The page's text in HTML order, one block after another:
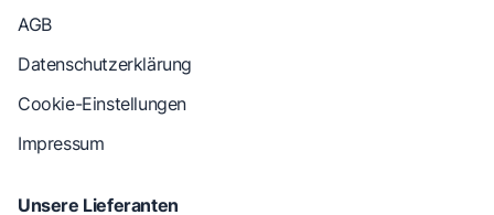
AGB
Datenschutzerklärung
Cookie-Einstellungen
Impressum
Unsere Lieferanten